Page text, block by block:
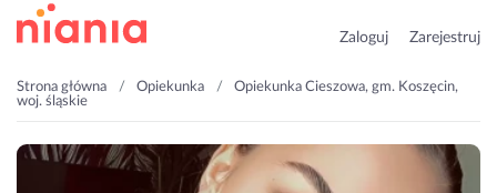
Zaloguj Zarejestruj
Strona główna Opiekunka
Opiekunka Cieszowa, gm. Koszęcin,
woj. śląskie